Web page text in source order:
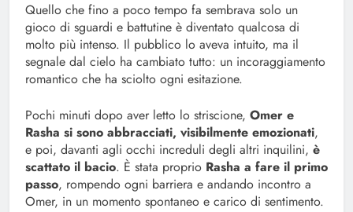
Quello che fino a poco tempo fa sembrava solo un
gioco di sguardi e battutine è diventato qualcosa di
molto più intenso. Il pubblico lo aveva intuito, ma il
segnale dal cielo ha cambiato tutto: un incoraggiamento
romantico che ha sciolto ogni esitazione.
Pochi minuti dopo aver letto lo striscione, Omer e
Rasha si sono abbracciati, visibilmente emozionati,
e poi, davanti agli occhi increduli degli altri inquilini, è
scattato il bacio. È stata proprio Rasha a fare il primo
passo, rompendo ogni barriera e andando incontro a
Omer, in un momento spontaneo e carico di sentimento.